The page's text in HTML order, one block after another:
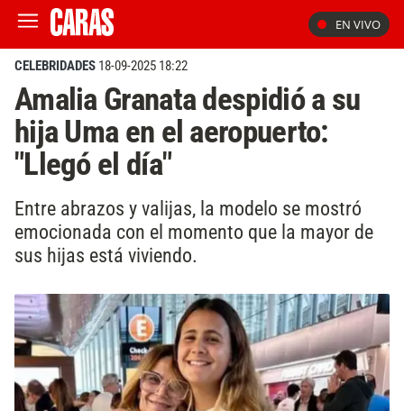
EN VIVO
CELEBRIDADES 18-09-2025 18:22
Amalia Granata despidió a su
hija Uma en el aeropuerto:
"Llegó el día"
Entre abrazos y valijas, la modelo se mostró
emocionada con el momento que la mayor de
sus hijas está viviendo.